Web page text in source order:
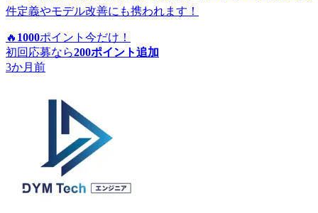
件定義やモデル改善にも携われます！
🔥 1000ポイント 今だけ！
初回応募なら200ポイント追加
3か月前